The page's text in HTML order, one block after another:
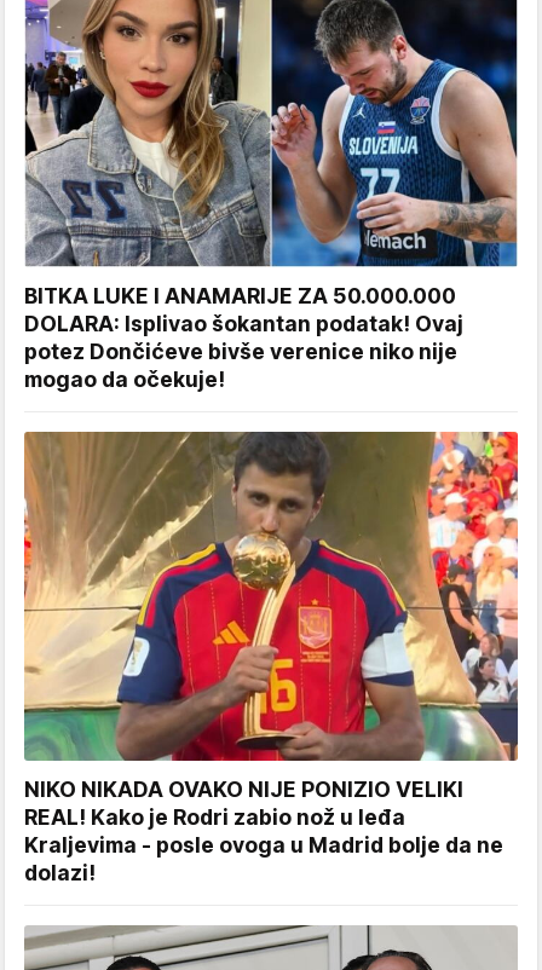
BITKA LUKE I ANAMARIJE ZA 50.000.000
DOLARA: Isplivao šokantan podatak! Ovaj
potez Dončićeve bivše verenice niko nije
mogao da očekuje!
NIKO NIKADA OVAKO NIJE PONIZIO VELIKI
REAL! Kako je Rodri zabio nož u leđa
Kraljevima - posle ovoga u Madrid bolje da ne
dolazi!